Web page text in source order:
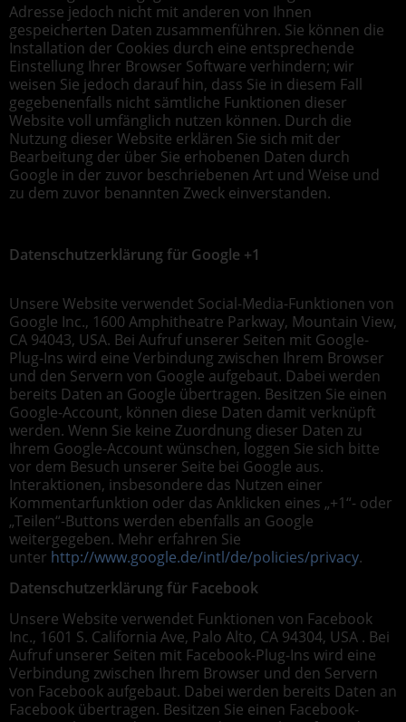
Adresse jedoch nicht mit anderen von Ihnen
gespeicherten Daten zusammenführen. Sie können die
Installation der Cookies durch eine entsprechende
Einstellung Ihrer Browser Software verhindern; wir
weisen Sie jedoch darauf hin, dass Sie in diesem Fall
gegebenenfalls nicht sämtliche Funktionen dieser
Website voll umfänglich nutzen können. Durch die
Nutzung dieser Website erklären Sie sich mit der
Bearbeitung der über Sie erhobenen Daten durch
Google in der zuvor beschriebenen Art und Weise und
zu dem zuvor benannten Zweck einverstanden.
Datenschutzerklärung für Google +1
Unsere Website verwendet Social-Media-Funktionen von
Google Inc., 1600 Amphitheatre Parkway, Mountain View,
CA 94043, USA. Bei Aufruf unserer Seiten mit Google-
Plug-Ins wird eine Verbindung zwischen Ihrem Browser
und den Servern von Google aufgebaut. Dabei werden
bereits Daten an Google übertragen. Besitzen Sie einen
Google-Account, können diese Daten damit verknüpft
werden. Wenn Sie keine Zuordnung dieser Daten zu
Ihrem Google-Account wünschen, loggen Sie sich bitte
vor dem Besuch unserer Seite bei Google aus.
Interaktionen, insbesondere das Nutzen einer
Kommentarfunktion oder das Anklicken eines „+1“- oder
„Teilen“-Buttons werden ebenfalls an Google
weitergegeben. Mehr erfahren Sie
unter http://www.google.de/intl/de/policies/privacy.
Datenschutzerklärung für Facebook
Unsere Website verwendet Funktionen von Facebook
Inc., 1601 S. California Ave, Palo Alto, CA 94304, USA . Bei
Aufruf unserer Seiten mit Facebook-Plug-Ins wird eine
Verbindung zwischen Ihrem Browser und den Servern
von Facebook aufgebaut. Dabei werden bereits Daten an
Facebook übertragen. Besitzen Sie einen Facebook-